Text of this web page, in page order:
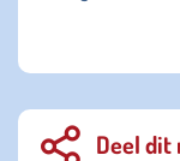
Deel dit